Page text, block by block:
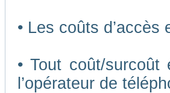
• Les coûts
• Tout coût/
l’opérateur de